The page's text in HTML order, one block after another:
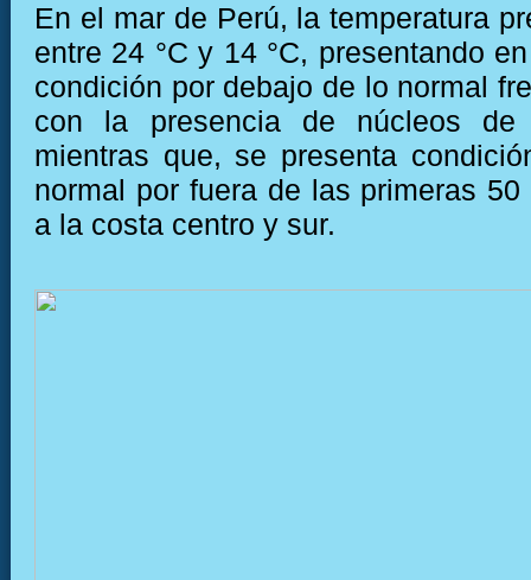
En el mar de Perú, la temperatura
entre 24 °C y 14 °C, presentando
condición por debajo de lo normal
con la presencia de núcleos de
mientras que, se presenta
normal por fuera de las primeras
a la costa centro y sur.